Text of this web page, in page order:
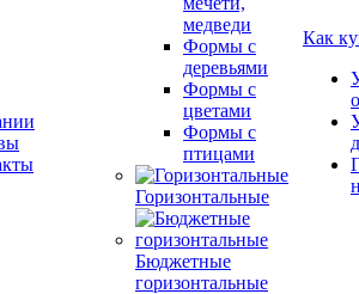
медведи
Формы с
деревьями
Формы с
цветами
Формы с
птицами
Горизонтальные
Бюджетные
горизонтальные
Как